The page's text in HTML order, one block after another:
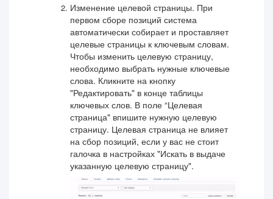
Изменение целевой страницы. При
первом сборе позиций система
автоматически собирает и проставляет
целевые страницы к ключевым словам.
Чтобы изменить целевую страницу,
необходимо выбрать нужные ключевые
слова. Кликните на кнопку
"Редактировать" в конце таблицы
ключевых слов. В поле “Целевая
страница" впишите нужную целевую
страницу. Целевая страница не влияет
на сбор позиций, если у вас не стоит
галочка в настройках "Искать в выдаче
указанную целевую страницу".